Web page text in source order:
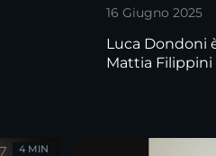
16 Giugno 2025
Luca Dondoni
Mattia Filippini
4 MIN